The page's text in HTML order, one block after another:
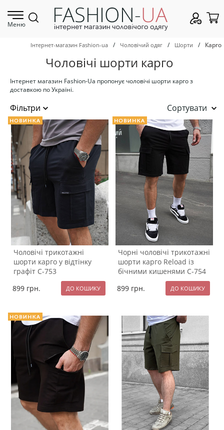
Меню
Інтернет-магазин Fashion-ua / Чоловічий одяг / Шорти / Карго
Чоловічі шорти карго
Інтернет магазин Fashion-Ua пропонує чоловічі шорти карго з
доставкою по Україні.
Сортувати
Чоловічі трикотажні
шорти карго у відтінку
графіт С-753
899 грн.
Чорні чоловічі трикотажні
шорти карго Reload із
бічними кишенями С-754
899 грн.